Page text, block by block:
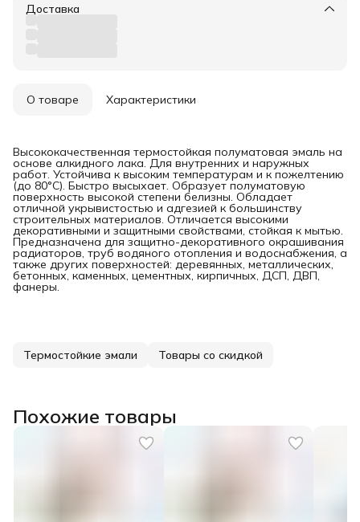
Удобный возврат
Доставка
О товаре Характеристики
Высококачественная термостойкая полуматовая эмаль на
основе алкидного лака. Для внутренних и наружных
работ. Устойчива к высоким температурам и к пожелтению
(до 80°С). Быстро высыхает. Образует полуматовую
поверхность высокой степени белизны. Обладает
отличной укрывистостью и адгезией к большинству
строительных материалов. Отличается высокими
декоративными и защитными свойствами, стойкая к мытью.
Предназначена для защитно-декоративного окрашивания
радиаторов, труб водяного отопления и водоснабжения, а
также других поверхностей: деревянных, металлических,
бетонных, каменных, цементных, кирпичных, ДСП, ДВП,
фанеры.
Термостойкие эмали Товары со скидкой
Похожие товары